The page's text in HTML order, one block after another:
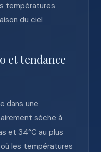
températures
du ciel
et tendance
dans une
sèche à
et 34°C au plus
les températures